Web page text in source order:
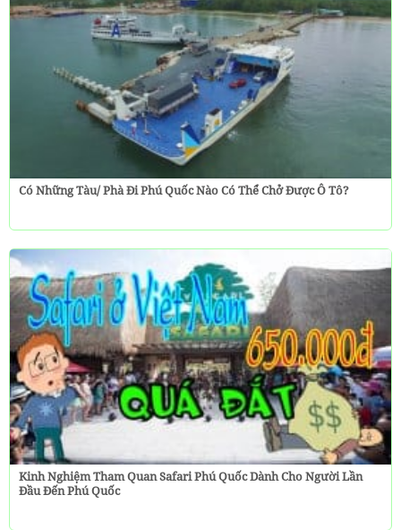
Có Những Tàu/ Phà Đi Phú Quốc Nào Có Thể Chở Được Ô Tô?
Kinh Nghiệm Tham Quan Safari Phú Quốc Dành Cho Người Lần
Đầu Đến Phú Quốc